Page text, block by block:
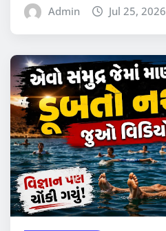
Admin Jul 25, 2026